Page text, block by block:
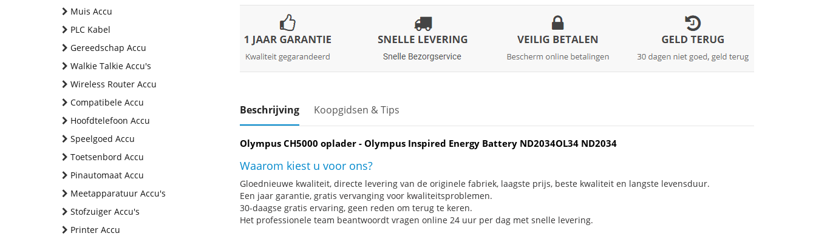
Muis Accu
PLC Kabel
Gereedschap Accu
Walkie Talkie Accu's
Wireless Router Accu
Compatibele Accu
Hoofdtelefoon Accu
Speelgoed Accu
Toetsenbord Accu
Pinautomaat Accu
Meetapparatuur Accu's
Stofzuiger Accu's
Printer Accu
Beschrijving Koopgidsen & Tips
Olympus CH5000 oplader - Olympus Inspired Energy Battery ND2034OL34 ND2034
Waarom kiest u voor ons?
Gloednieuwe kwaliteit, directe levering van de originele fabriek, laagste prijs, beste kwaliteit en langste levensduur.
Een jaar garantie, gratis vervanging voor kwaliteitsproblemen.
30-daagse gratis ervaring, geen reden om terug te keren.
Het professionele team beantwoordt vragen online 24 uur per dag met snelle levering.